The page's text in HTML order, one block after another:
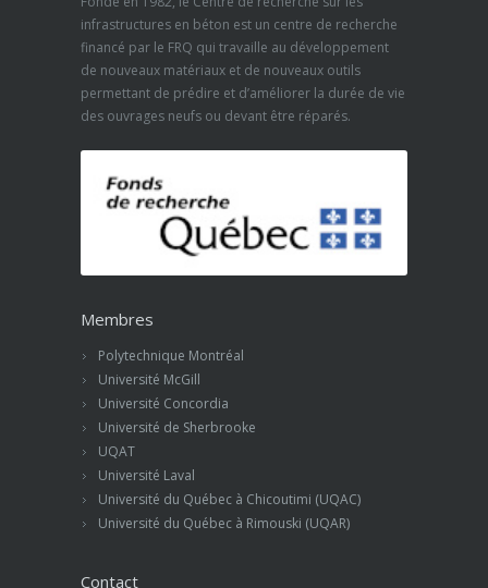
infrastructures en béton est un centre de recherche
financé par le FRQ qui travaille au développement
de nouveaux matériaux et de nouveaux outils
permettant de prédire et d’améliorer la durée de vie
des ouvrages neufs ou devant être réparés.
Membres
Polytechnique Montréal
Université McGill
Université Concordia
Université de Sherbrooke
UQAT
Université Laval
Université du Québec à Chicoutimi (UQAC)
Université du Québec à Rimouski (UQAR)
Contact